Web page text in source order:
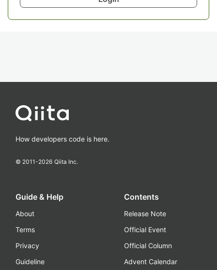
How developers code is here.
© 2011-2026 Qiita Inc.
Guide & Help
About
Terms
Privacy
Guideline
Contents
Release Note
Official Event
Official Column
Advent Calendar